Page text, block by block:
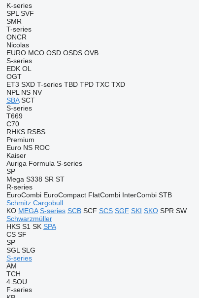
K-series
SPL SVF
SMR
T-series
ONCR
Nicolas
EURO MCO OSD OSDS OVB
S-series
EDK OL
OGT
ET3 SXD T-series TBD TPD TXC TXD
NPL NS NV
SBA SCT
S-series
T669
C70
RHKS RSBS
Premium
Euro NS ROC
Kaiser
Auriga Formula S-series
SP
Mega S338 SR ST
R-series
EuroCombi EuroCompact FlatCombi InterCombi STB
Schmitz Cargobull
KO MEGA S-series SCB SCF SCS SGF SKI SKO SPR SW
Schwarzmüller
HKS S1 SK SPA
CS SF
SP
SGL SLG
S-series
AM
TCH
4.SOU
F-series